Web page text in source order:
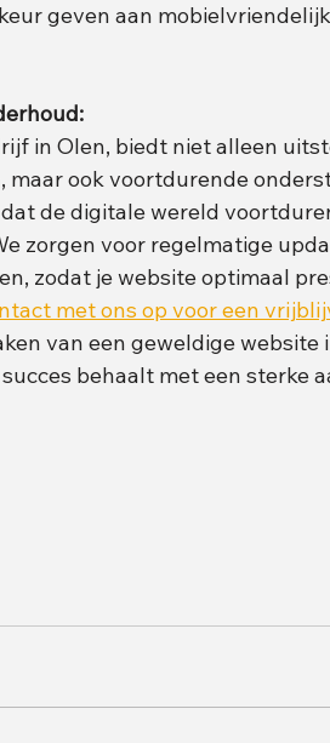
geven aan
in Olen, biedt niet alleen
ook voortdurende
de digitale wereld
zorgen voor regelmatige
zodat je website optimaal
met ons op voor een
van een geweldige
behaalt met een sterke